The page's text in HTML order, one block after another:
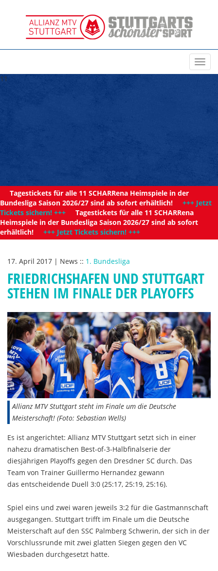
11
Tagestickets für alle 11 SCHARRena Heimspiele in der
Bundesliga Saison 2026/27 sind ab sofort erhältlich! +++ Jetzt
Tickets sichern! +++ Tagestickets für alle 11 SCHARRena
Heimspiele in der Bundesliga Saison 2026/27 sind ab sofort
erhältlich! +++ Jetzt Tickets sichern! +++
17. April 2017 | News :: 1. Bundesliga
FRIEDRICHSHAFEN UND STUTTGART
STEHEN IM FINALE DER PLAYOFFS
Allianz MTV Stuttgart steht im Finale um die Deutsche
Meisterschaft! (Foto: Sebastian Wells)
Es ist angerichtet: Allianz MTV Stuttgart setzt sich in einer
nahezu dramatischen Best-of-3-Halbfinalserie der
diesjährigen Playoffs gegen den Dresdner SC durch. Das
Team von Trainer Guillermo Hernandez gewann
das entscheidende Duell 3:0 (25:17, 25:19, 25:16).
Spiel eins und zwei waren jeweils 3:2 für die Gastmannschaft
ausgegangen. Stuttgart trifft im Finale um die Deutsche
Meisterschaft auf den SSC Palmberg Schwerin, der sich in der
Vorschlussrunde mit zwei glatten Siegen gegen den VC
Wiesbaden durchgesetzt hatte.